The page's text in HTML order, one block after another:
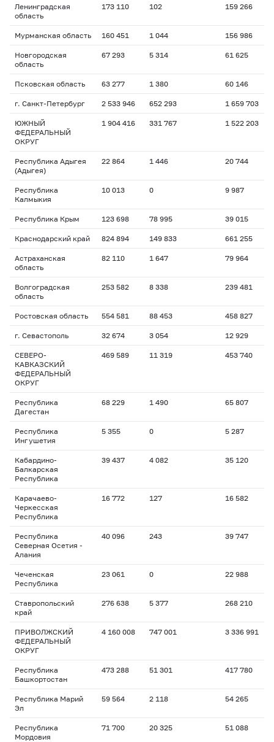
Ленинградская
область
173 110 102 159 266
Мурманская область 160 451 1 044 156 986
Новгородская
область
67 293 5 314 61 625
Псковская область 63 277 1 380 60 146
г. Санкт-Петербург 2 533 946 652 293 1 659 703
ЮЖНЫЙ
ФЕДЕРАЛЬНЫЙ
ОКРУГ
1 904 416 331 767 1 522 203
Республика Адыгея
(Адыгея)
22 864 1 446 20 744
Республика
Калмыкия
10 013 0 9 987
Республика Крым 123 698 78 995 39 015
Краснодарский край 824 894 149 833 661 255
Астраханская
область
82 110 1 647 79 964
Волгоградская
область
253 582 8 338 239 481
Ростовская область 554 581 88 453 458 827
г. Севастополь 32 674 3 054 12 929
СЕВЕРО-
КАВКАЗСКИЙ
ФЕДЕРАЛЬНЫЙ
ОКРУГ
469 589 11 319 453 740
Республика
Дагестан
68 229 1 490 65 807
Республика
Ингушетия
5 355 0 5 287
Кабардино-
Балкарская
Республика
39 437 4 082 35 120
Карачаево-
Черкесская
Республика
16 772 127 16 582
Республика
Северная Осетия -
Алания
40 096 243 39 747
Чеченская
Республика
23 061 0 22 988
Ставропольский
край
276 638 5 377 268 210
ПРИВОЛЖСКИЙ
ФЕДЕРАЛЬНЫЙ
ОКРУГ
4 160 008 747 001 3 336 991
Республика
Башкортостан
473 288 51 301 417 780
Республика Марий
Эл
59 564 2 118 54 265
Республика
Мордовия
71 700 20 325 51 088